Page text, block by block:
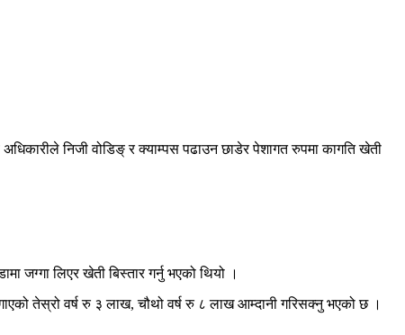
निजी वोडिङ् र क्याम्पस पढाउन छाडेर पेशागत रुपमा कागति खेती
जग्गा लिएर खेती बिस्तार गर्नु भएको थियो ।
तेस्रो वर्ष रु ३ लाख, चौथो वर्ष रु ८ लाख आम्दानी गरिसक्नु भएको छ ।